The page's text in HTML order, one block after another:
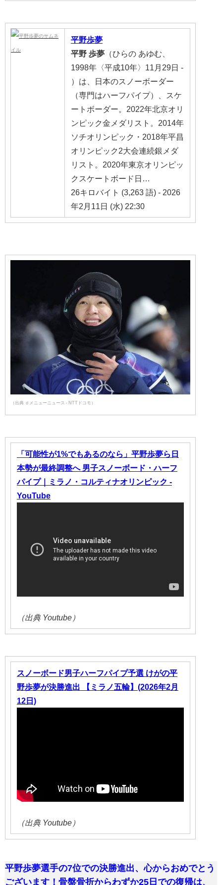
平野歩夢
平野 歩夢 （ひらの あゆむ、
1998年〈平成10年〉11月29日 -
）は、日本のスノーボーダー
（専門はハーフパイプ）、スケ
ートボーダー。2022年北京オリ
ンピック金メダリスト。2014年
ソチオリンピック・2018年平昌
オリンピック2大会連続銀メダ
リスト。2020年東京オリンピッ
クスケートボード日…
26キロバイト (3,263 語) - 2026
年2月11日 (水) 22:30
（出典 ｄメニューニュース - NTTドコモ）
「可能性が1%でもあるのなら」平野歩夢ら日
本勢が最終調整へ 男子スノーボード・ハーフ
パイプ｜ミラノ・コルティナオリンピック -
YouTube
（出典 Youtube）
スノーボード男子ハーフパイプ予選 けがの平
野歩夢が決勝進出 【ミラノ五輪】(2026年2月
12日)
（出典 Youtube）
平野歩夢選手の7位での決勝進出、心からおめでとう
ございます！骨盤骨折からわずか25日での復帰は、